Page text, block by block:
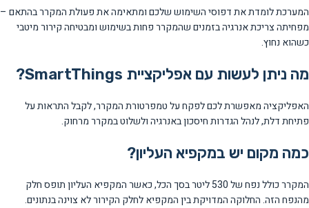
המערכת לומדת את דפוסי השימוש שלכם ומתאימה את פעולת המקרר בהתאם –
מפחיתה צריכת אנרגיה בזמנים שהמקרר פחות בשימוש ומבטיחה קירור מיטבי
כשהוא נחוץ.
מה ניתן לעשות עם אפליקציית SmartThings?
האפליקציה מאפשרת לכם לפקח על טמפרטורת המקרר, לקבל התראות על
פתיחת דלת, לנהל הגדרות חיסכון באנרגיה ולשלוט במקרר מרחוק.
כמה מקום יש במקפיא העליון?
המקרר כולל נפח של 530 ליטר בסך הכל, כאשר המקפיא העליון תופס חלק
מהנפח הזה. החלוקה המדויקת בין המקפיא לחלק הקירור לא צוינה בנתונים.